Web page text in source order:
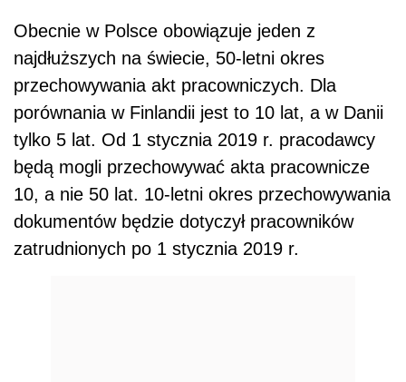
Obecnie w Polsce obowiązuje jeden z
najdłuższych na świecie, 50-letni okres
przechowywania akt pracowniczych. Dla
porównania w Finlandii jest to 10 lat, a w Danii
tylko 5 lat. Od 1 stycznia 2019 r. pracodawcy
będą mogli przechowywać akta pracownicze
10, a nie 50 lat. 10-letni okres przechowywania
dokumentów będzie dotyczył pracowników
zatrudnionych po 1 stycznia 2019 r.